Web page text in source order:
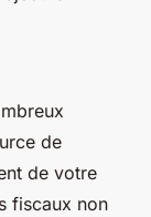
de
de votre
fiscaux non